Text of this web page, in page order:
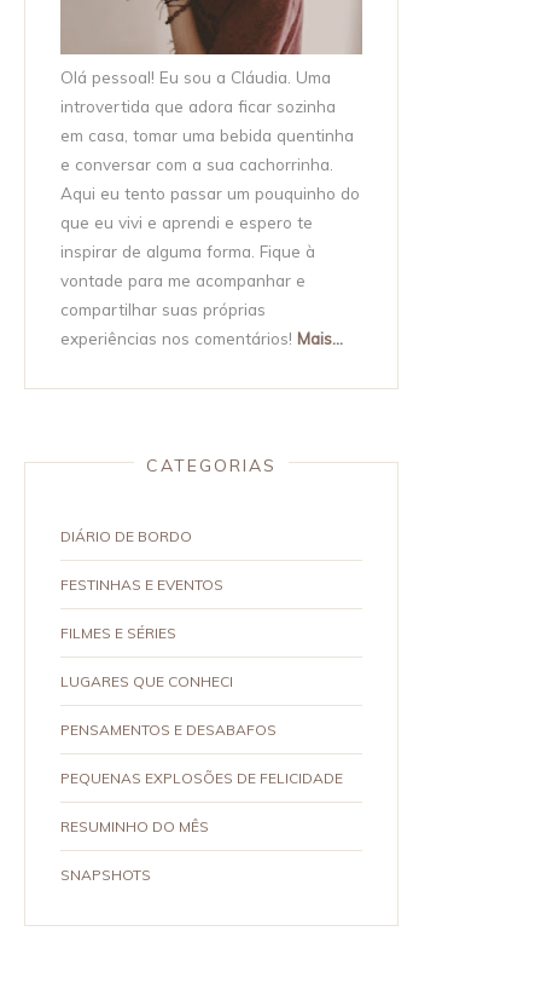
Olá pessoal! Eu sou a Cláudia. Uma
introvertida que adora ficar sozinha
em casa, tomar uma bebida quentinha
e conversar com a sua cachorrinha.
Aqui eu tento passar um pouquinho do
que eu vivi e aprendi e espero te
inspirar de alguma forma. Fique à
vontade para me acompanhar e
compartilhar suas próprias
experiências nos comentários! Mais...
CATEGORIAS
DIÁRIO DE BORDO
FESTINHAS E EVENTOS
FILMES E SÉRIES
LUGARES QUE CONHECI
PENSAMENTOS E DESABAFOS
PEQUENAS EXPLOSÕES DE FELICIDADE
RESUMINHO DO MÊS
SNAPSHOTS